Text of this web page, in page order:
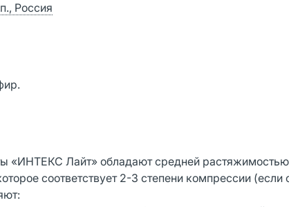
Россия
«ИНТЕКС Лайт» обладают средней
соответствует 2-3 степени компрессии